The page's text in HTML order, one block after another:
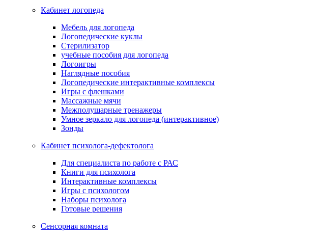
Кабинет логопеда
Мебель для логопеда
Логопедические куклы
Стерилизатор
учебные пособия для логопеда
Логоигры
Наглядные пособия
Логопедические интерактивные комплексы
Игры с флешками
Массажные мячи
Межполушарные тренажеры
Умное зеркало для логопеда (интерактивное)
Зонды
Кабинет психолога-дефектолога
Для специалиста по работе с РАС
Книги для психолога
Интерактивные комплексы
Игры с психологом
Наборы психолога
Готовые решения
Сенсорная комната